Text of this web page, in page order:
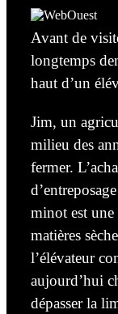
Avant de
longtemps
haut d’un
Jim, un
milieu des
fermer.
minot est une
matières
l’élévateur
aujourd’hui
dépasser la